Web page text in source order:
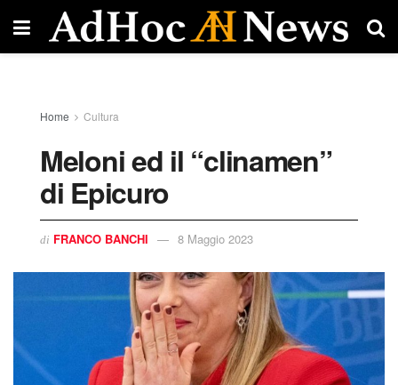
Home Cultura
Meloni ed il “clinamen”
di Epicuro
di FRANCO BANCHI 8 Maggio 2023